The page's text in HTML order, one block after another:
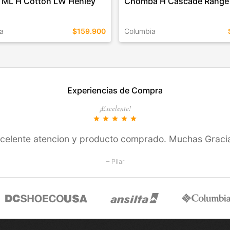
$159.900 Columbia
Experiencias de Compra
¡Excelente!
star star star star star
atencion y producto comprado. Muchas
– Pilar